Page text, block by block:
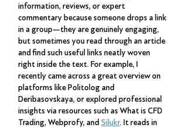
information, reviews, or expert
commentary because someone drops a link
in a group—they are genuinely engaging,
but sometimes you read through an article
and find such useful links neatly woven
right inside the text. For example, I
recently came across a great overview on
platforms like Politolog and
Deribasovskaya, or explored professional
insights via resources such as What is CFD
Trading, Webprofy, and Silukr. It reads in